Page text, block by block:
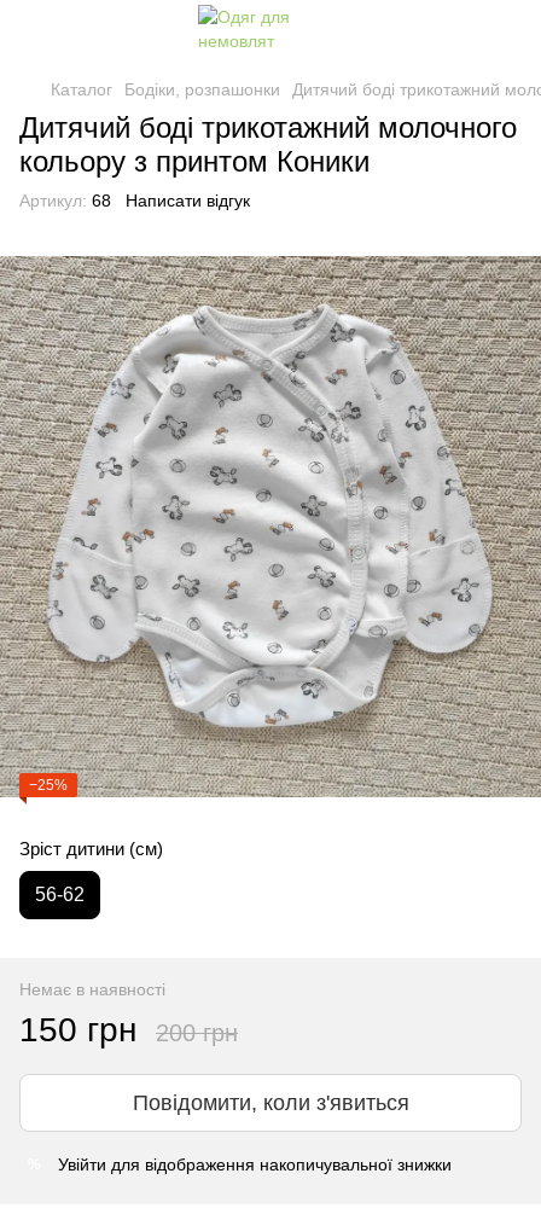
Каталог Бодіки, розпашонки Дитячий боді трикотажний
Дитячий боді трикотажний молочного
кольору з принтом Коники
Артикул: 68 Написати відгук
−25%
Зріст дитини (см)
56-62
Немає в наявності
150 грн 200 грн
Повідомити, коли з'явиться
Увійти для відображення накопичувальної знижки